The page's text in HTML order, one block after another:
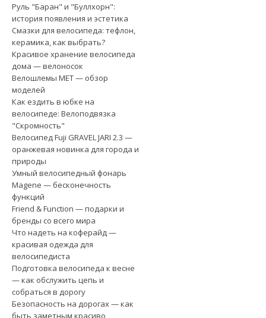
Руль "Баран" и "Буллхорн":
история появления и эстетика
Смазки для велосипеда: тефлон,
керамика, как выбрать?
Красивое хранение велосипеда
дома — велоносок
Велошлемы MET — обзор
моделей
Как ездить в юбке на
велосипеде: Велоподвязка
"Скромность"
Велосипед Fuji GRAVEL JARI 2.3 —
оранжевая новинка для города и
природы
Умный велосипедный фонарь
Magene — бесконечность
функций
Friend & Function — подарки и
бренды со всего мира
Что надеть на коферайд —
красивая одежда для
велосипедиста
Подготовка велосипеда к весне
— как обслужить цепь и
собраться в дорогу
Безопасность на дорогах — как
быть заметным красиво